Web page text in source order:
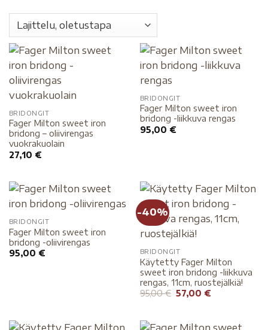
BRIDONGIT
Fager Milton sweet iron
bridong – oliivirengas
vuokrakuolain
27,10 €
BRIDONGIT
Fager Milton sweet iron
bridong -liikkuva rengas
95,00 €
BRIDONGIT
Fager Milton sweet iron
bridong -oliivirengas
95,00 €
-40%
BRIDONGIT
Käytetty Fager Milton
sweet iron bridong -liikkuva
rengas, 11cm, ruostejälkiä!
95,00€ 57,00 €